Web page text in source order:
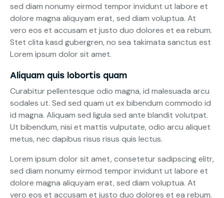
sed diam nonumy eirmod tempor invidunt ut labore et
dolore magna aliquyam erat, sed diam voluptua. At
vero eos et accusam et justo duo dolores et ea rebum.
Stet clita kasd gubergren, no sea takimata sanctus est
Lorem ipsum dolor sit amet.
Aliquam quis lobortis quam
Curabitur pellentesque odio magna, id malesuada arcu
sodales ut. Sed sed quam ut ex bibendum commodo id
id magna. Aliquam sed ligula sed ante blandit volutpat.
Ut bibendum, nisi et mattis vulputate, odio arcu aliquet
metus, nec dapibus risus risus quis lectus.
Lorem ipsum dolor sit amet, consetetur sadipscing elitr,
sed diam nonumy eirmod tempor invidunt ut labore et
dolore magna aliquyam erat, sed diam voluptua. At
vero eos et accusam et justo duo dolores et ea rebum.